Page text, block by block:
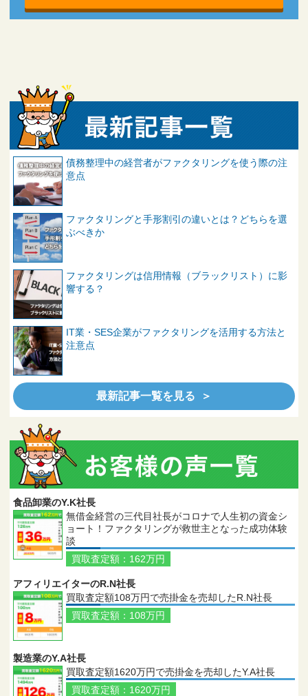
債務整理中の経営者がファクタリングを使う際の注
意点
ファクタリングと手形割引の違いとは？どちらを選
ぶべきか
ファクタリングは信用情報（ブラックリスト）に影
響する？
IT業・SES企業がファクタリングを活用する方法と
注意点
最新記事一覧を見る ＞
食品卸業のY.K社長
無借金経営の三代目社長がコロナで人生初の資金シ
ョート！ファクタリングが救世主となった成功体験
談
買取査定額：162万円
アフィリエイターのR.N社長
買取査定額108万円で売掛金を売却したR.N社長
買取査定額：108万円
製造業のY.A社長
買取査定額1620万円で売掛金を売却したY.A社長
買取査定額：1620万円